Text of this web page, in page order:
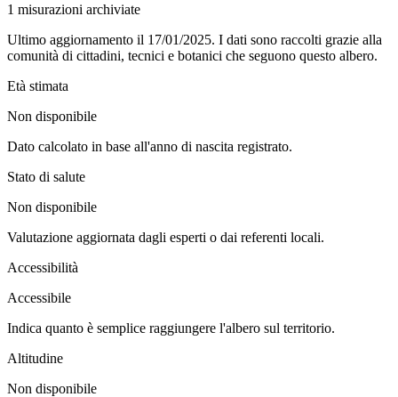
1 misurazioni archiviate
Ultimo aggiornamento il 17/01/2025. I dati sono raccolti grazie alla
comunità di cittadini, tecnici e botanici che seguono questo albero.
Età stimata
Non disponibile
Dato calcolato in base all'anno di nascita registrato.
Stato di salute
Non disponibile
Valutazione aggiornata dagli esperti o dai referenti locali.
Accessibilità
Accessibile
Indica quanto è semplice raggiungere l'albero sul territorio.
Altitudine
Non disponibile